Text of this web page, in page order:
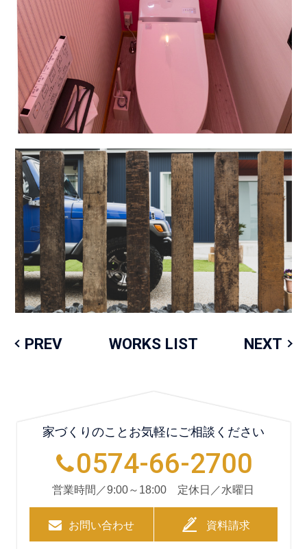
PREV WORKS LIST NEXT
家づくりのことお気軽にご相談ください
0574-66-2700
営業時間／9:00～18:00 定休日／水曜日
お問い合わせ 資料請求